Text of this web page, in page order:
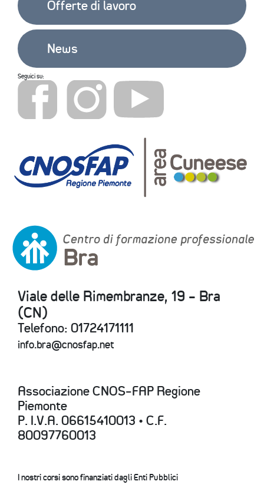
Offerte di lavoro
News
Seguici su:
Viale delle Rimembranze, 19 - Bra
(CN)
Telefono: 01724171111
info.bra@cnosfap.net
Associazione CNOS-FAP Regione
Piemonte
P. I.V.A. 06615410013 • C.F.
80097760013
I nostri corsi sono finanziati dagli Enti Pubblici